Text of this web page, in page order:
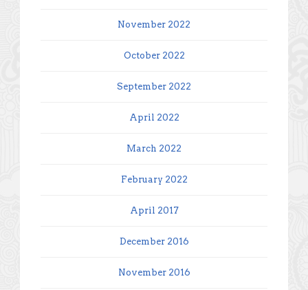
November 2022
October 2022
September 2022
April 2022
March 2022
February 2022
April 2017
December 2016
November 2016